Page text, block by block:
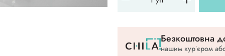
Безкоштовна
нашим курʼєром